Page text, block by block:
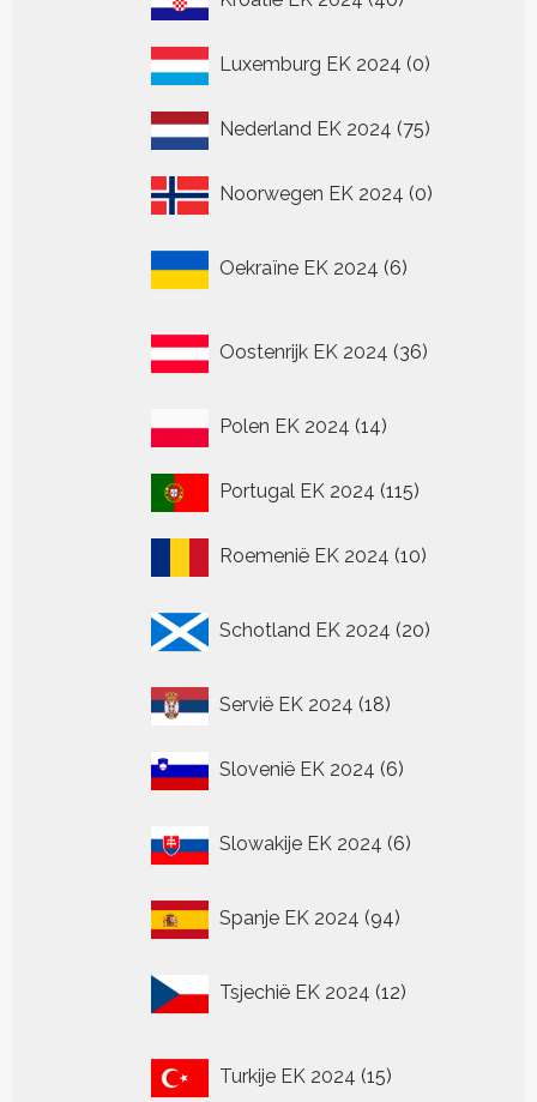
Luxemburg EK 2024 00
Nederland EK 2024 7575
Noorwegen EK 2024 00
Oekraïne EK 2024 6
producten
Oostenrijk EK 2024 36
producten
Polen EK 2024 1414
Portugal EK 2024 115115
Roemenië EK 2024 1010
Schotland EK 2024 20
producten
Servië EK 2024 1818
Slovenië EK 2024 66
Slowakije EK 2024 6
producten
Spanje EK 2024 9494
Tsjechië EK 2024 12
producten
Turkije EK 2024 15
producten